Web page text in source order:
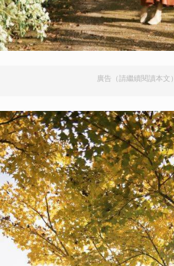
廣告（請繼續閱讀本文）